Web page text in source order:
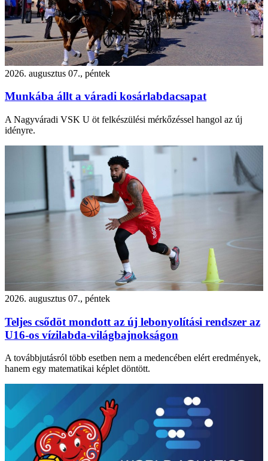
2026. augusztus 07., péntek
Munkába állt a váradi kosárlabdacsapat
A Nagyváradi VSK U öt felkészülési mérkőzéssel hangol az új
idényre.
2026. augusztus 07., péntek
Teljes csődöt mondott az új lebonyolítási rendszer az
U16-os vízilabda-világbajnokságon
A továbbjutásról több esetben nem a medencében elért eredmények,
hanem egy matematikai képlet döntött.